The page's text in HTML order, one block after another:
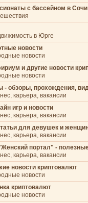
с бассейном в Сочи
в Юрге
новости
новости
и другие новости
новости
- обзоры, прохождения,
карьера, вакансии
игр и новости
карьера, вакансии
для девушек и
карьера, вакансии
портал" -
карьера, вакансии
новости криптовалют
новости
криптовалют
новости